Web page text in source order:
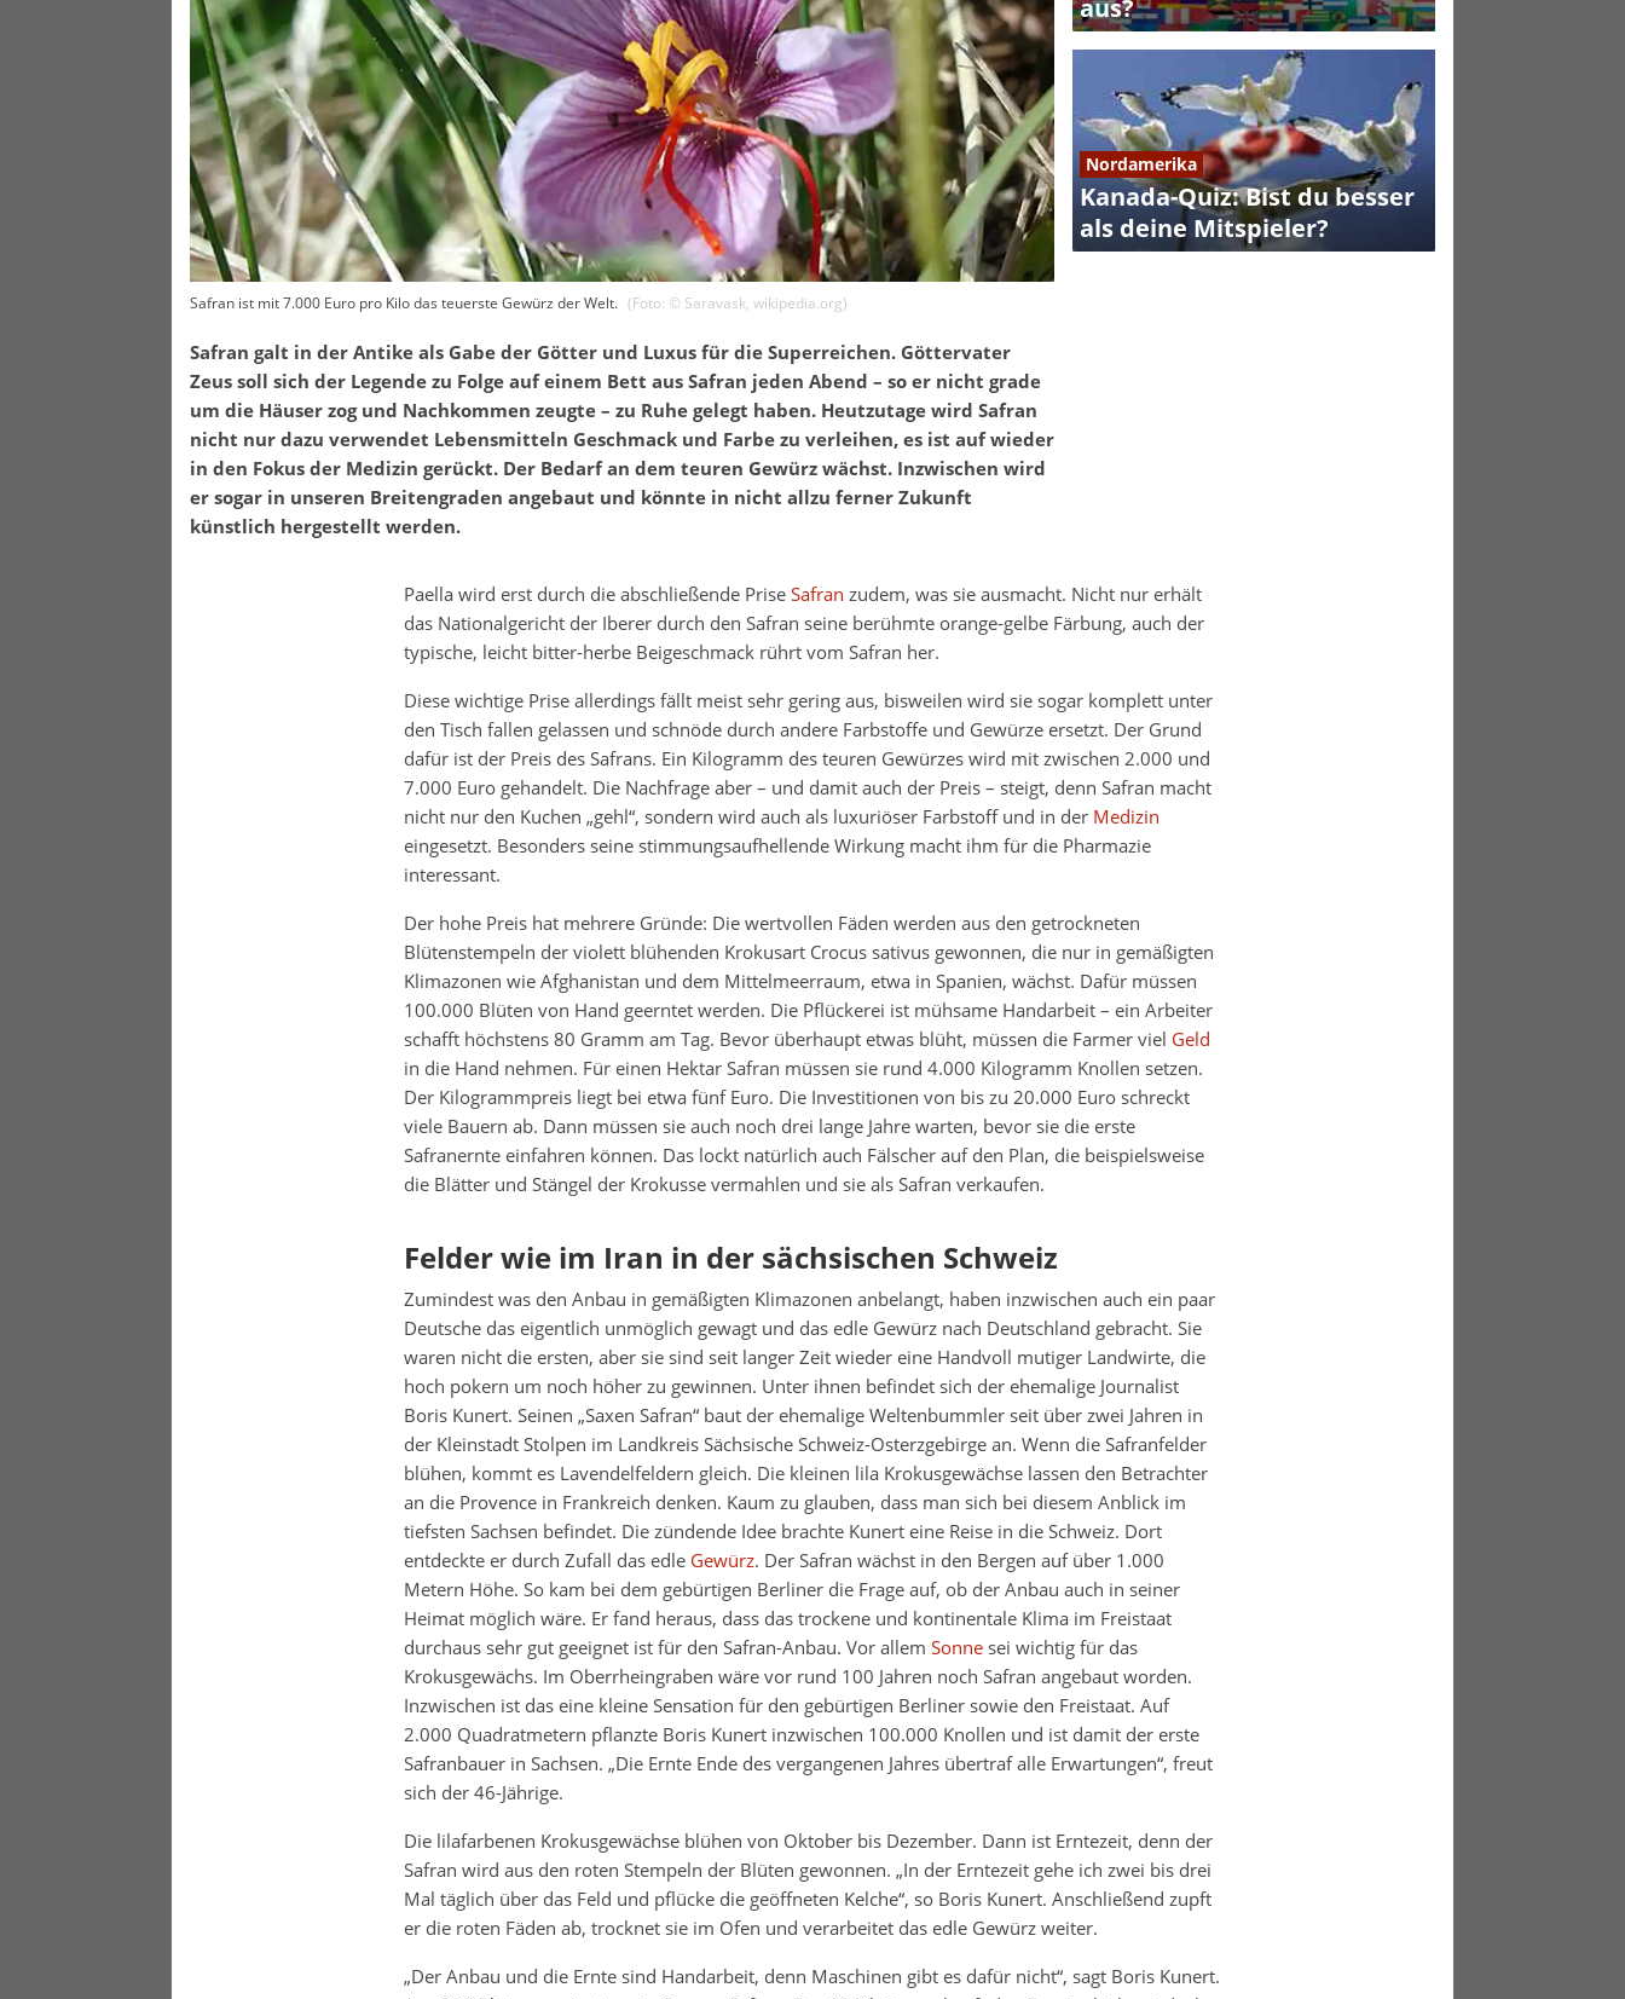
Safran ist mit 7.000 Euro pro Kilo das teuerste Gewürz der Welt. (Foto: © Saravask, wikipedia.org)
Safran galt in der Antike als Gabe der Götter und Luxus für die Superreichen. Göttervater
Zeus soll sich der Legende zu Folge auf einem Bett aus Safran jeden Abend – so er nicht grade
um die Häuser zog und Nachkommen zeugte – zu Ruhe gelegt haben. Heutzutage wird Safran
nicht nur dazu verwendet Lebensmitteln Geschmack und Farbe zu verleihen, es ist auf wieder
in den Fokus der Medizin gerückt. Der Bedarf an dem teuren Gewürz wächst. Inzwischen wird
er sogar in unseren Breitengraden angebaut und könnte in nicht allzu ferner Zukunft
künstlich hergestellt werden.
aus?
Nordamerika
Kanada-Quiz: Bist du besser
als deine Mitspieler?
Paella wird erst durch die abschließende PriseSafran zudem, was sie ausmacht. Nicht nur erhält
das Nationalgericht der Iberer durch den Safran seine berühmte orange-gelbe Färbung, auch der
typische, leicht bitter-herbe Beigeschmack rührt vom Safran her.
Diese wichtige Prise allerdings fällt meist sehr gering aus, bisweilen wird sie sogar komplett unter
den Tisch fallen gelassen und schnöde durch andere Farbstoffe und Gewürze ersetzt. Der Grund
dafür ist der Preis des Safrans. Ein Kilogramm des teuren Gewürzes wird mit zwischen 2.000 und
7.000 Euro gehandelt. Die Nachfrage aber – und damit auch der Preis – steigt, denn Safran macht
nicht nur den Kuchen „gehl“, sondern wird auch als luxuriöser Farbstoff und in der Medizin
eingesetzt. Besonders seine stimmungsaufhellende Wirkung macht ihm für die Pharmazie
interessant.
Der hohe Preis hat mehrere Gründe: Die wertvollen Fäden werden aus den getrockneten
Blütenstempeln der violett blühenden Krokusart Crocus sativus gewonnen, die nur in gemäßigten
Klimazonen wie Afghanistan und dem Mittelmeerraum, etwa in Spanien, wächst. Dafür müssen
100.000 Blüten von Hand geerntet werden. Die Pflückerei ist mühsame Handarbeit – ein Arbeiter
schafft höchstens 80 Gramm am Tag. Bevor überhaupt etwas blüht, müssen die Farmer viel Geld
in die Hand nehmen. Für einen Hektar Safran müssen sie rund 4.000 Kilogramm Knollen setzen.
Der Kilogrammpreis liegt bei etwa fünf Euro. Die Investitionen von bis zu 20.000 Euro schreckt
viele Bauern ab. Dann müssen sie auch noch drei lange Jahre warten, bevor sie die erste
Safranernte einfahren können. Das lockt natürlich auch Fälscher auf den Plan, die beispielsweise
die Blätter und Stängel der Krokusse vermahlen und sie als Safran verkaufen.
Felder wie im Iran in der sächsischen Schweiz
Zumindest was den Anbau in gemäßigten Klimazonen anbelangt, haben inzwischen auch ein paar
Deutsche das eigentlich unmöglich gewagt und das edle Gewürz nach Deutschland gebracht. Sie
waren nicht die ersten, aber sie sind seit langer Zeit wieder eine Handvoll mutiger Landwirte, die
hoch pokern um noch höher zu gewinnen. Unter ihnen befindet sich der ehemalige Journalist
Boris Kunert. Seinen „Saxen Safran“ baut der ehemalige Weltenbummler seit über zwei Jahren in
der Kleinstadt Stolpen im Landkreis Sächsische Schweiz-Osterzgebirge an. Wenn die Safranfelder
blühen, kommt es Lavendelfeldern gleich. Die kleinen lila Krokusgewächse lassen den Betrachter
an die Provence in Frankreich denken. Kaum zu glauben, dass man sich bei diesem Anblick im
tiefsten Sachsen befindet. Die zündende Idee brachte Kunert eine Reise in die Schweiz. Dort
entdeckte er durch Zufall das edle Gewürz. Der Safran wächst in den Bergen auf über 1.000
Metern Höhe. So kam bei dem gebürtigen Berliner die Frage auf, ob der Anbau auch in seiner
Heimat möglich wäre. Er fand heraus, dass das trockene und kontinentale Klima im Freistaat
durchaus sehr gut geeignet ist für den Safran-Anbau. Vor allem Sonnesei wichtig für das
Krokusgewächs. Im Oberrheingraben wäre vor rund 100 Jahren noch Safran angebaut worden.
Inzwischen ist das eine kleine Sensation für den gebürtigen Berliner sowie den Freistaat. Auf
2.000 Quadratmetern pflanzte Boris Kunert inzwischen 100.000 Knollen und ist damit der erste
Safranbauer in Sachsen. „Die Ernte Ende des vergangenen Jahres übertraf alle Erwartungen“, freut
sich der 46-Jährige.
Die lilafarbenen Krokusgewächse blühen von Oktober bis Dezember. Dann ist Erntezeit, denn der
Safran wird aus den roten Stempeln der Blüten gewonnen. „In der Erntezeit gehe ich zwei bis drei
Mal täglich über das Feld und pflücke die geöffneten Kelche“, so Boris Kunert. Anschließend zupft
er die roten Fäden ab, trocknet sie im Ofen und verarbeitet das edle Gewürz weiter.
„Der Anbau und die Ernte sind Handarbeit, denn Maschinen gibt es dafür nicht“, sagt Boris Kunert.